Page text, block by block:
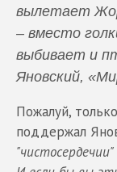
вылетает
– вместо
выбивает и
Яновский,
Пожалуй, только
поддержал